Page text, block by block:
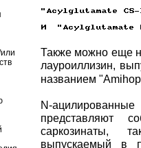
Также можно еще
лауроиллизин,
названием
N-
представляют
саркозинаты,
выпускаемый в